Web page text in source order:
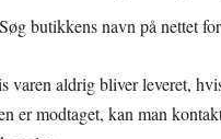
Søg butikkens navn på nettet
varen aldrig bliver leveret,
er modtaget, kan man